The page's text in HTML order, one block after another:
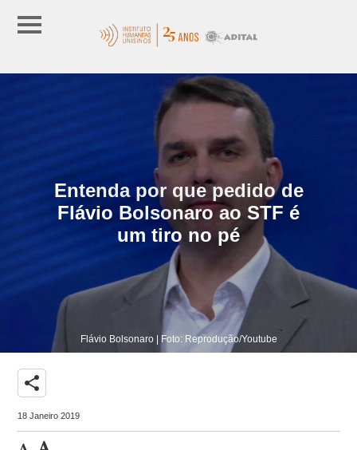
Entenda por que pedido de
Flávio Bolsonaro ao STF é
um tiro no pé
Flávio Bolsonaro | Foto: Reprodução/Youtube
share
18 Janeiro 2019